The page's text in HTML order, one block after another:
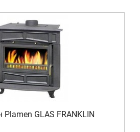
GLAS FRANKLIN